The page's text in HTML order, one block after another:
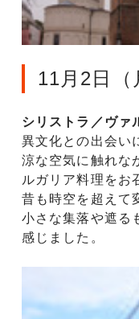
11月2日（
シリストラ／ヴァ
異文化との出会い
涼な空気に触れな
ルガリア料理をお
昔も時空を超えて
小さな集落や遮る
感じました。